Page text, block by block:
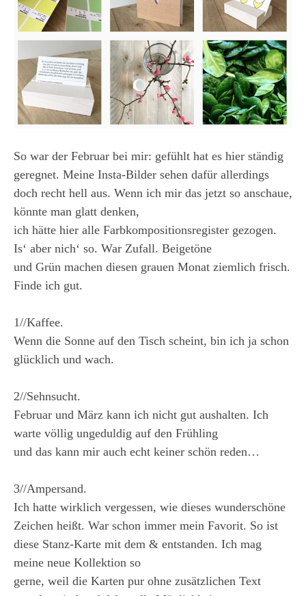
So war der Februar bei mir: gefühlt hat es hier ständig
geregnet. Meine Insta-Bilder sehen dafür allerdings
doch recht hell aus. Wenn ich mir das jetzt so anschaue,
könnte man glatt denken,
ich hätte hier alle Farbkompositionsregister gezogen.
Is‘ aber nich‘ so. War Zufall. Beigetöne
und Grün machen diesen grauen Monat ziemlich frisch.
Finde ich gut.
1//Kaffee.
Wenn die Sonne auf den Tisch scheint, bin ich ja schon
glücklich und wach.
2//Sehnsucht.
Februar und März kann ich nicht gut aushalten. Ich
warte völlig ungeduldig auf den Frühling
und das kann mir auch echt keiner schön reden…
3//Ampersand.
Ich hatte wirklich vergessen, wie dieses wunderschöne
Zeichen heißt. War schon immer mein Favorit. So ist
diese Stanz-Karte mit dem & entstanden. Ich mag
meine neue Kollektion so
gerne, weil die Karten pur ohne zusätzlichen Text